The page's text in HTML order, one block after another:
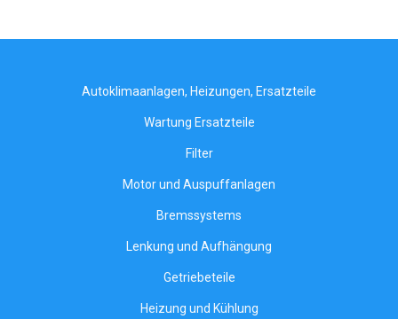
Autoklimaanlagen, Heizungen, Ersatzteile
Wartung Ersatzteile
Filter
Motor und Auspuffanlagen
Bremssystems
Lenkung und Aufhängung
Getriebeteile
Heizung und Kühlung